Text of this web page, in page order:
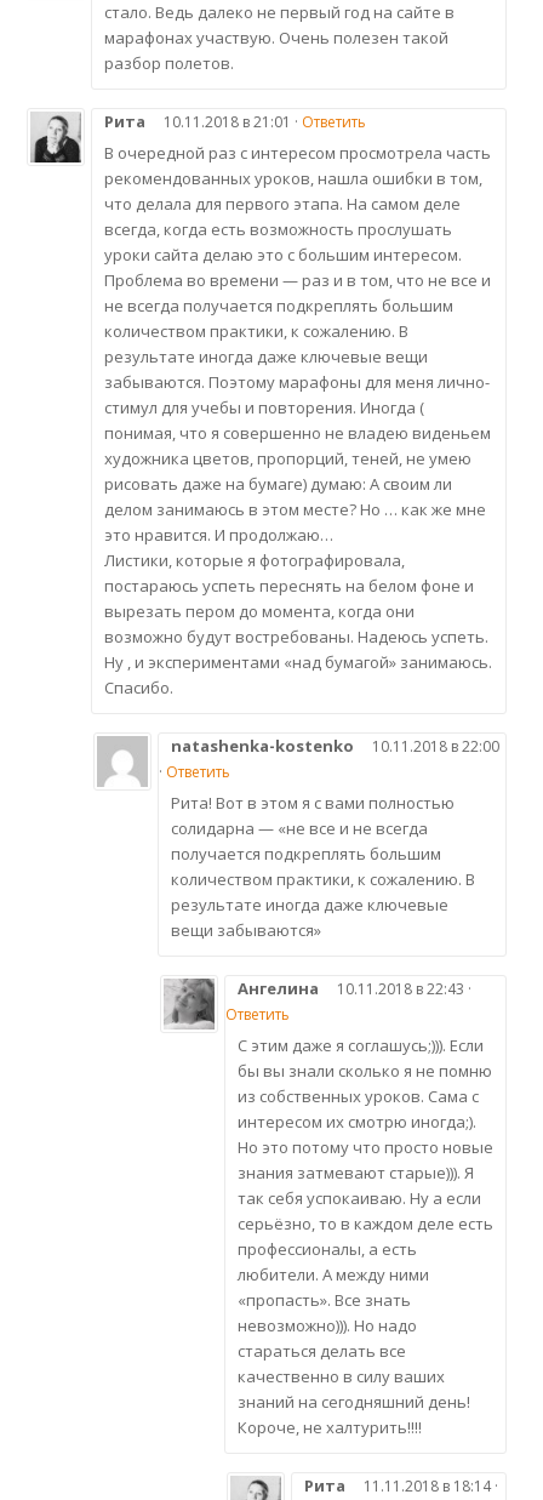
стало. Ведь далеко не первый год на сайте в
марафонах участвую. Очень полезен такой
разбор полетов.
Рита 10.11.2018 в 21:01 · Ответить
В очередной раз с интересом просмотрела часть
рекомендованных уроков, нашла ошибки в том,
что делала для первого этапа. На самом деле
всегда, когда есть возможность прослушать
уроки сайта делаю это с большим интересом.
Проблема во времени — раз и в том, что не все и
не всегда получается подкреплять большим
количеством практики, к сожалению. В
результате иногда даже ключевые вещи
забываются. Поэтому марафоны для меня лично-
стимул для учебы и повторения. Иногда (
понимая, что я совершенно не владею виденьем
художника цветов, пропорций, теней, не умею
рисовать даже на бумаге) думаю: А своим ли
делом занимаюсь в этом месте? Но … как же мне
это нравится. И продолжаю…
Листики, которые я фотографировала,
постараюсь успеть переснять на белом фоне и
вырезать пером до момента, когда они
возможно будут востребованы. Надеюсь успеть.
Ну , и экспериментами «над бумагой» занимаюсь.
Спасибо.
natashenka-kostenko
10.11.2018 в 22:00
· Ответить
Рита! Вот в этом я с вами полностью
солидарна — «не все и не всегда
получается подкреплять большим
количеством практики, к сожалению. В
результате иногда даже ключевые
вещи забываются»
Ангелина
10.11.2018 в 22:43 ·
Ответить
С этим даже я соглашусь;))). Если
бы вы знали сколько я не помню
из собственных уроков. Сама с
интересом их смотрю иногда;).
Но это потому что просто новые
знания затмевают старые))). Я
так себя успокаиваю. Ну а если
серьёзно, то в каждом деле есть
профессионалы, а есть
любители. А между ними
«пропасть». Все знать
невозможно))). Но надо
стараться делать все
качественно в силу ваших
знаний на сегодняшний день!
Короче, не халтурить!!!!
Рита
11.11.2018 в 18:14 ·